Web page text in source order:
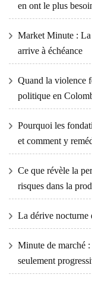
en ont le plus
Market Minute : La
arrive à échéance
Quand la violence
politique en
Pourquoi les
et comment y
Ce que révèle la
risques dans la
La dérive nocturne
Minute de marché
seulement